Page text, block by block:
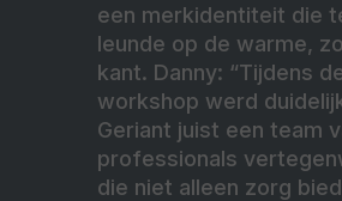
een merkidentiteit die
leunde op de warme,
kant. Danny: “Tijdens
workshop werd
Geriant juist een team
professionals
die niet alleen zorg